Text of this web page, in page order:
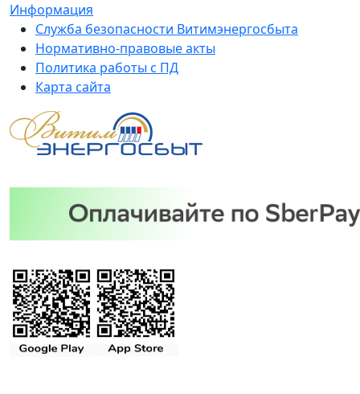
Информация
Служба безопасности Витимэнергосбыта
Нормативно-правовые акты
Политика работы с ПД
Карта сайта